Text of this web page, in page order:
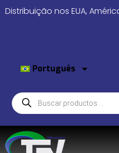
Distribuição nos EUA,
Português